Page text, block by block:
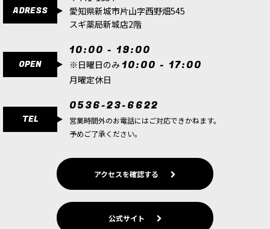
ADRESS
愛知県新城市片山字西野畑545
スギ薬局新城店2階
OPEN
10:00 - 19:00
※日曜日のみ 10:00 - 17:00
月曜定休日
TEL
0536-23-6622
営業時間外のお電話にはご対応できかねます。
予めご了承ください。
アクセスを確認する
公式サイト